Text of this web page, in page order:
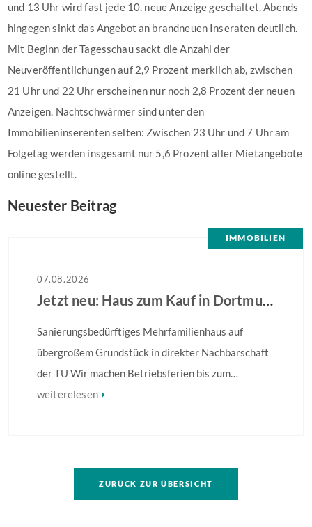
und 13 Uhr wird fast jede 10. neue Anzeige geschaltet. Abends
hingegen sinkt das Angebot an brandneuen Inseraten deutlich.
Mit Beginn der Tagesschau sackt die Anzahl der
Neuveröffentlichungen auf 2,9 Prozent merklich ab, zwischen
21 Uhr und 22 Uhr erscheinen nur noch 2,8 Prozent der neuen
Anzeigen. Nachtschwärmer sind unter den
Immobilieninserenten selten: Zwischen 23 Uhr und 7 Uhr am
Folgetag werden insgesamt nur 5,6 Prozent aller Mietangebote
online gestellt.
Neuester Beitrag
IMMOBILIEN
07.08.2026
Jetzt neu: Haus zum Kauf in Dortmund
Sanierungsbedürftiges Mehrfamilienhaus auf
übergroßem Grundstück in direkter Nachbarschaft
der TU Wir machen Betriebsferien bis zum
28.08.2026 – Ihre Anfrage wird ab dem 31.08.2026
Grundstückes, auf dem ggf. eine umfassendere
Bebauung möglich ist. Weitere Informationen finden
weiterelesen
ZURÜCK ZUR ÜBERSICHT